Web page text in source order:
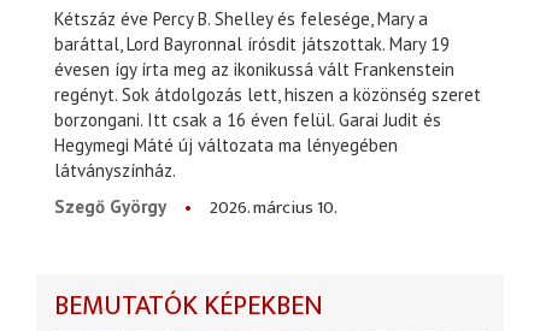
Kétszáz éve Percy B. Shelley és felesége, Mary a
baráttal, Lord Bayronnal írósdit játszottak. Mary 19
évesen így írta meg az ikonikussá vált Frankenstein
regényt. Sok átdolgozás lett, hiszen a közönség szeret
borzongani. Itt csak a 16 éven felül. Garai Judit és
Hegymegi Máté új változata ma lényegében
látványszínház.
Szegő György
2026. március 10.
BEMUTATÓK KÉPEKBEN